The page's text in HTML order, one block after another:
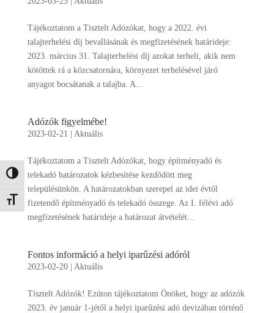
Nagy kontraszt váltása
Betűméret váltása
Tájékoztatom a Tisztelt Adózókat, hogy a 2022. évi
talajterhelési díj bevallásának és megfizetésének határideje:
2023. március 31. Talajterhelési díj azokat terheli, akik nem
kötöttek rá a közcsatornára, környezet terhelésével járó
anyagot bocsátanak a talajba. A...
Adózók figyelmébe!
2023-02-21 Aktuális
Tájékoztatom a Tisztelt Adózókat, hogy építményadó és
telekadó határozatok kézbesítése kezdődött meg
településünkön. A határozatokban szerepel az idei évtől
fizetendő építményadó és telekadó összege. Az I. félévi adó
megfizetésének határideje a határozat átvételét...
Fontos információ a helyi iparűzési adóról
2023-02-20| Aktuális
Tisztelt Adózók! Ezúton tájékoztatom Önöket, hogy az adózók
2023. év január 1-jétől a helyi iparűzési adó devizában történő